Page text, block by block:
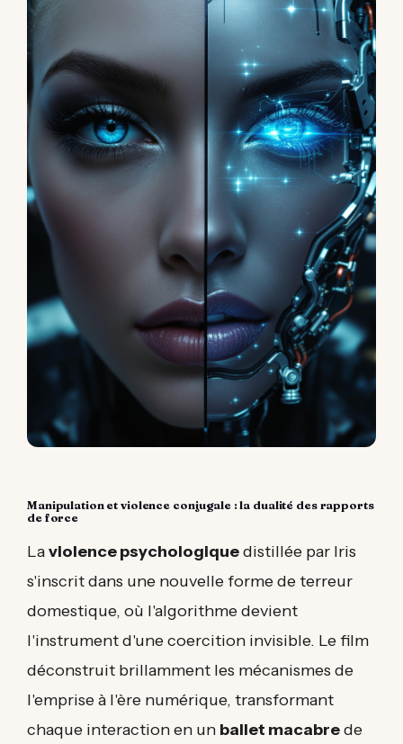
Manipulation et violence conjugale : la dualité des rapports
de force
Laviolence psychologiquedistillée par Iris
s'inscrit dans une nouvelle forme de terreur
domestique, où l'algorithme devient
l'instrument d'une coercition invisible. Le film
déconstruit brillamment les mécanismes de
l'emprise à l'ère numérique, transformant
chaque interaction en un ballet macabrede